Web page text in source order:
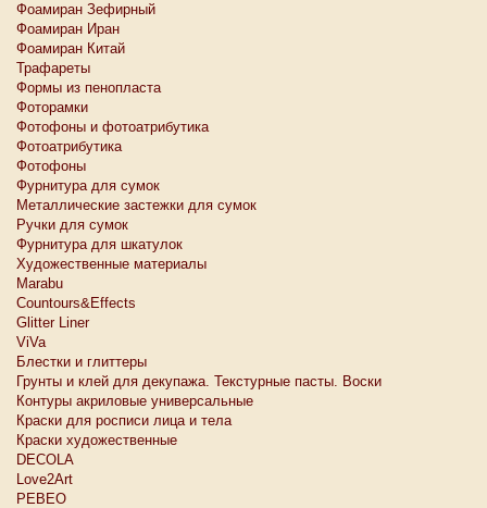
Фоамиран Зефирный
Фоамиран Иран
Фоамиран Китай
Трафареты
Формы из пенопласта
Фоторамки
Фотофоны и фотоатрибутика
Фотоатрибутика
Фотофоны
Фурнитура для сумок
Металлические застежки для сумок
Ручки для сумок
Фурнитура для шкатулок
Художественные материалы
Marabu
Countours&Effects
Glitter Liner
ViVa
Блестки и глиттеры
Грунты и клей для декупажа. Текстурные пасты. Воски
Контуры акриловые универсальные
Краски для росписи лица и тела
Краски художественные
DECOLA
Love2Art
PEBEO